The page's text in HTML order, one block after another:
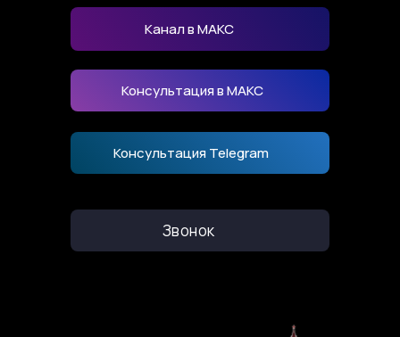
Консультация Telegram
Консультация в МАКС
Канал в МАКС
Звонок